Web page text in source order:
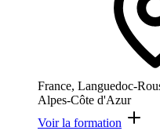
France, Languedoc-
Alpes-Côte d'Azur
Voir la formation